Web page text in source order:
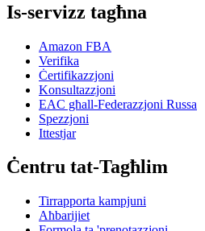
Is-servizz tagħna
Amazon FBA
Verifika
Ċertifikazzjoni
Konsultazzjoni
EAC għall-Federazzjoni Russa
Spezzjoni
Ittestjar
Ċentru tat-Tagħlim
Tirrapporta kampjuni
Aħbarijiet